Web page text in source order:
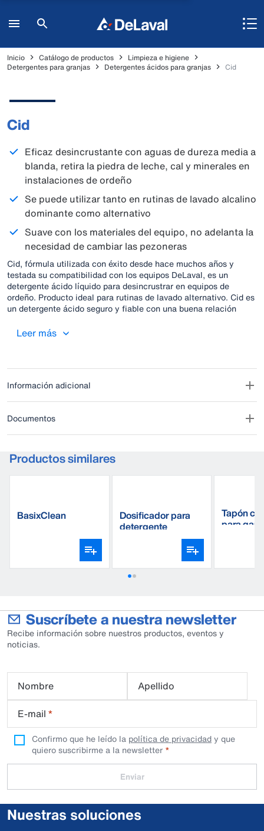
Inicio Catálogo de productos
Limpieza e higiene
Detergentes para granjas
Detergentes ácidos para granjas Cid
Cid
Eficaz desincrustante con aguas de dureza media a
blanda, retira la piedra de leche, cal y minerales en
instalaciones de ordeño
Se puede utilizar tanto en rutinas de lavado alcalino
dominante como alternativo
Suave con los materiales del equipo, no adelanta la
necesidad de cambiar las pezoneras
Cid, fórmula utilizada con éxito desde hace muchos años y
testada su compatibilidad con los equipos DeLaval, es un
detergente ácido líquido para desincrustrar en equipos de
ordeño. Producto ideal para rutinas de lavado alternativo. Cid es
un detergente ácido seguro y fiable con una buena relación
conseguir leche de la más alta calidad y reduce el riesgo de
Leer más
Información adicional
Documentos
Productos similares
BasixClean Dosificador para
detergente
Tapón
para
Suscríbete a nuestra newsletter
Recibe información sobre nuestros productos, eventos y
noticias.
Nombre
Apellido
E-mail *
Confirmo que he leído la política de privacidady que
quiero suscribirme a la newsletter
Enviar
Nuestras soluciones